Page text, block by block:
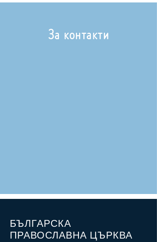
За контакти
БЪЛГАРСКА
ПРАВОСЛАВНА ЦЪРКВА